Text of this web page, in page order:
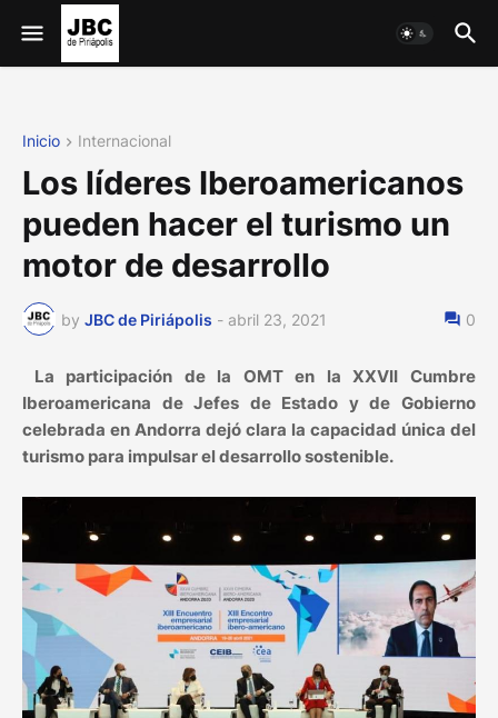
Inicio Internacional
Los líderes Iberoamericanos
pueden hacer el turismo un
motor de desarrollo
by JBC de Piriápolis - abril 23, 2021 0
La participación de la OMT en la XXVII Cumbre
Iberoamericana de Jefes de Estado y de Gobierno
celebrada en Andorra dejó clara la capacidad única del
turismo para impulsar el desarrollo sostenible.